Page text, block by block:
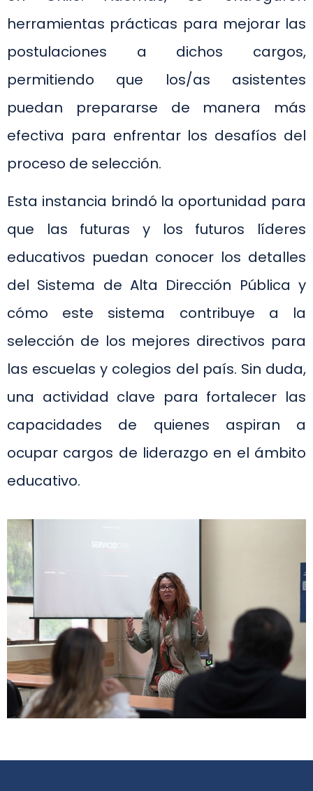
herramientas prácticas para mejorar las
postulaciones a dichos cargos,
permitiendo que los/as asistentes
puedan prepararse de manera más
efectiva para enfrentar los desafíos del
proceso de selección.
Esta instancia brindó la oportunidad para
que las futuras y los futuros líderes
educativos puedan conocer los detalles
del Sistema de Alta Dirección Pública y
cómo este sistema contribuye a la
selección de los mejores directivos para
las escuelas y colegios del país. Sin duda,
una actividad clave para fortalecer las
capacidades de quienes aspiran a
ocupar cargos de liderazgo en el ámbito
educativo.